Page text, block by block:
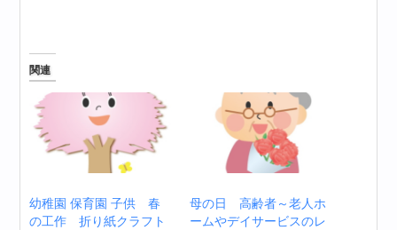
関連
幼稚園 保育園 子供 春
の工作 折り紙クラフト
母の日 高齢者～老人ホ
ームやデイサービスのレ